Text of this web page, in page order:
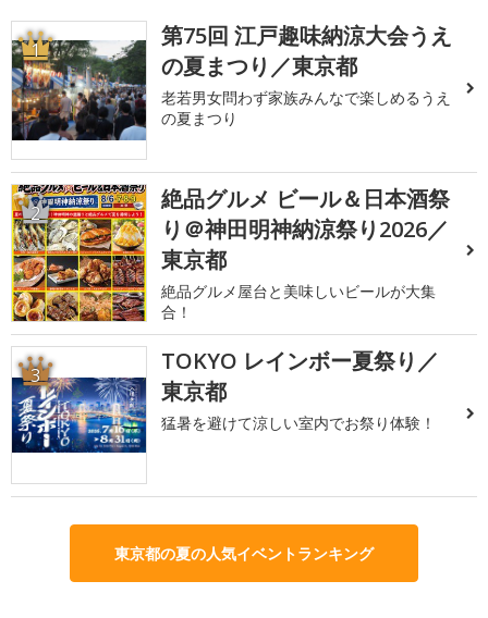
1
第75回 江戸趣味納涼大会うえ
の夏まつり／東京都
老若男女問わず家族みんなで楽しめるうえ
の夏まつり
2
絶品グルメ ビール＆日本酒祭
り＠神田明神納涼祭り2026／
東京都
絶品グルメ屋台と美味しいビールが大集
合！
3
TOKYO レインボー夏祭り／
東京都
猛暑を避けて涼しい室内でお祭り体験！
東京都の夏の人気イベントランキング